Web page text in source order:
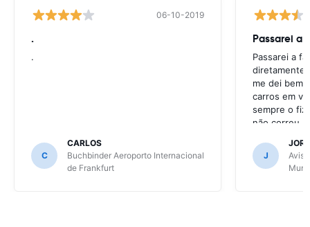
06-10-2019
.
.
C
CARLOS
Buchbinder Aeroporto Internacional
de Frankfurt
Passarei a
Passarei a
diretamente
me dei bem
carros em
sempre o fiz
não correu
J
Avis